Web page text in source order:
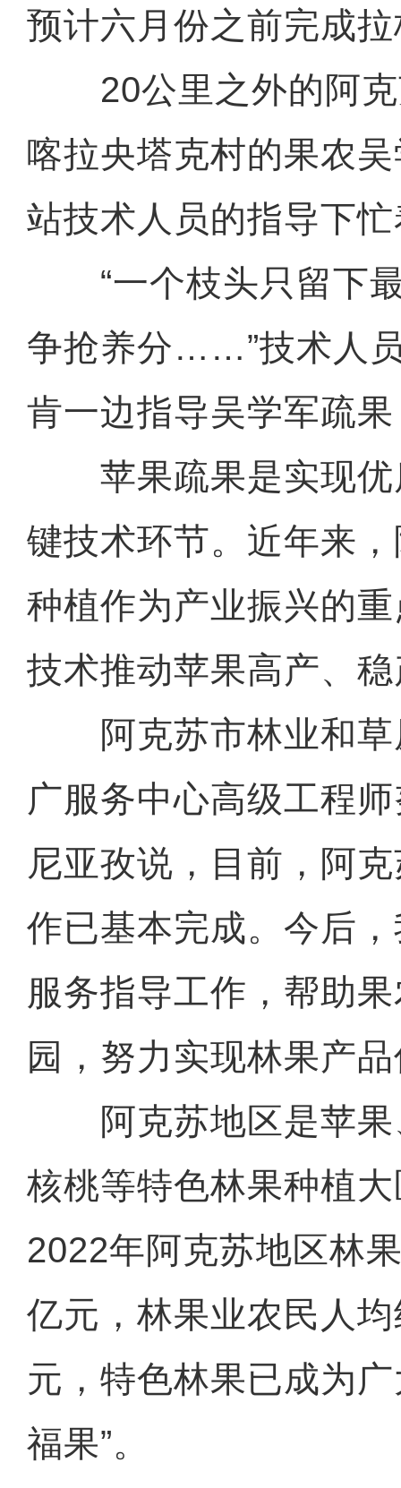
预计六月份之前完成
20公里之外的阿克
喀拉央塔克村的果农
站技术人员的指导下
“一个枝头只留下最
争抢养分……”技术人
肯一边指导吴学军疏
苹果疏果是实现优
键技术环节。近年来
种植作为产业振兴的
技术推动苹果高产、
阿克苏市林业和草
广服务中心高级工程
尼亚孜说，目前，阿
作已基本完成。今后
服务指导工作，帮助
园，努力实现林果产
阿克苏地区是苹果
核桃等特色林果种植
2022年阿克苏地区林
亿元，林果业农民人
元，特色林果已成为
福果”。